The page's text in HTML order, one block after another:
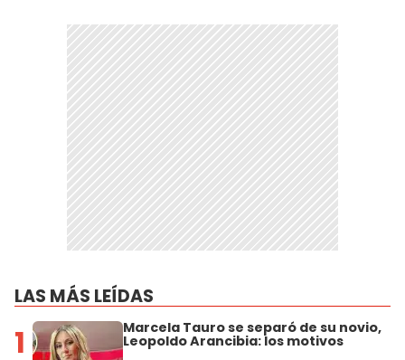
LAS MÁS LEÍDAS
1 Marcela Tauro se separó de su novio,
Leopoldo Arancibia: los motivos